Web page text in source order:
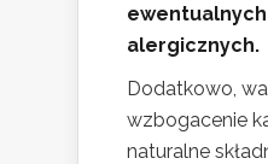
alergicznych.
Dodatkowo,
wzbogacenie
naturalne